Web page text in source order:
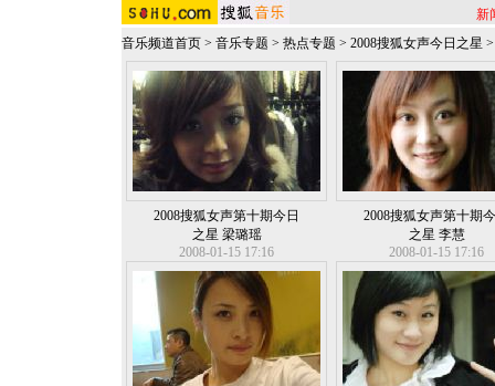
新
音乐频道首页 > 音乐专题 > 热点专题 > 2008搜狐女声今日之星
2008搜狐女声第十期今日
之星 梁璐瑶
2008-01-15 17:16
2008搜狐女声第十期
之星 李慧
2008-01-15 17:16